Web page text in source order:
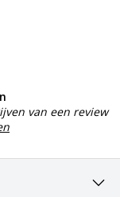
van een review